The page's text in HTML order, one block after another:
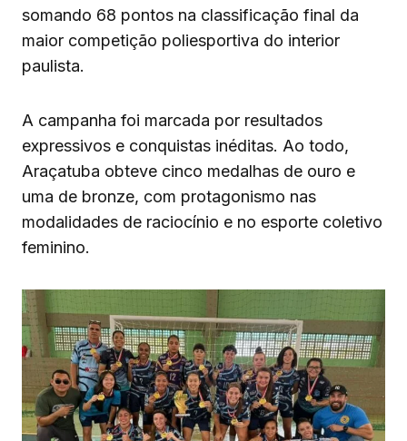
somando 68 pontos na classificação final da
maior competição poliesportiva do interior
paulista.
A campanha foi marcada por resultados
expressivos e conquistas inéditas. Ao todo,
Araçatuba obteve cinco medalhas de ouro e
uma de bronze, com protagonismo nas
modalidades de raciocínio e no esporte coletivo
feminino.